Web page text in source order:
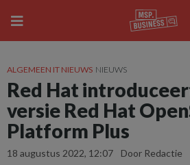
ALGEMEEN IT NIEUWS NIEUWS
Red Hat
versie Red Hat
Platform Plus
18 augustus 2022, 12:07 Door Redactie